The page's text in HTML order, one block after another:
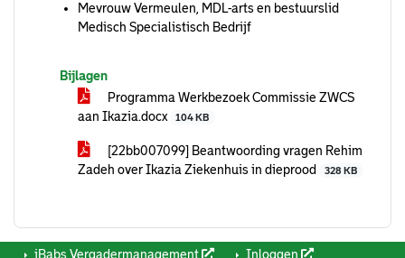
Mevrouw Vermeulen, MDL-arts en bestuurslid
Medisch Specialistisch Bedrijf
Bijlagen
Programma Werkbezoek Commissie ZWCS
aan Ikazia.docx
104 KB
[22bb007099] Beantwoording vragen Rehim
Zadeh over Ikazia Ziekenhuis in dieprood
328 KB
iBabs Vergadermanagement Inloggen